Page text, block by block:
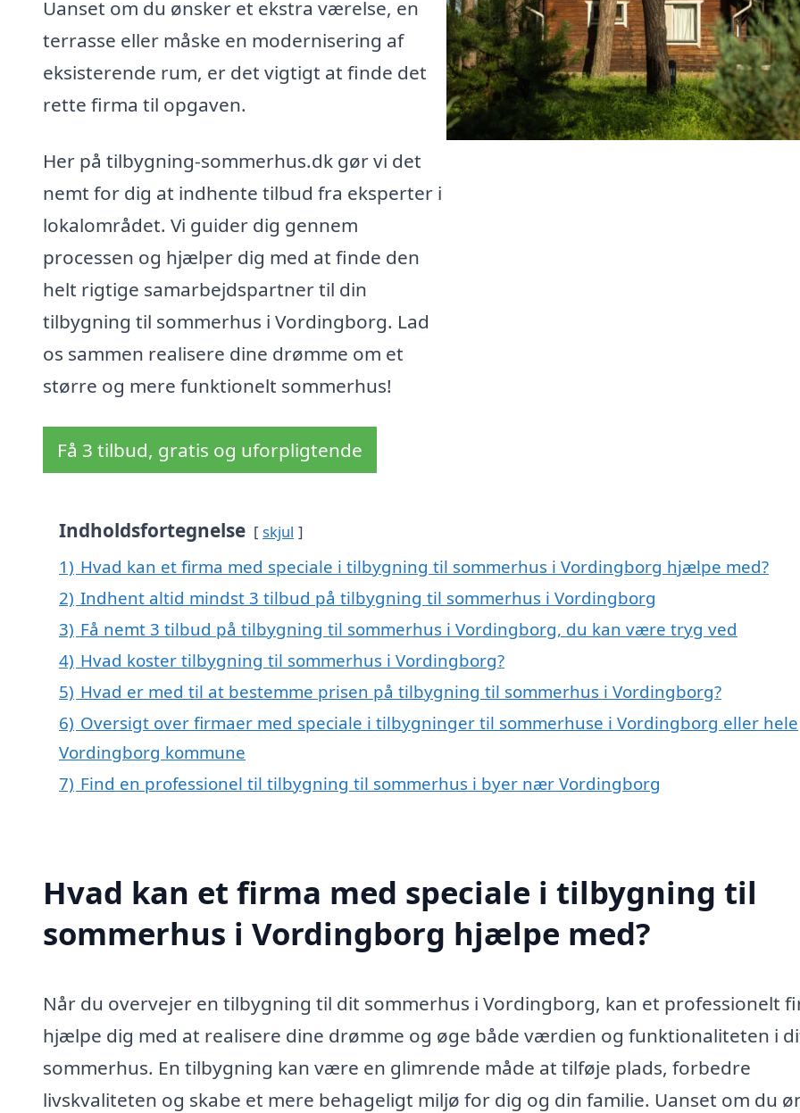
Uanset om du ønsker et ekstra værelse, en
terrasse eller måske en modernisering af
eksisterende rum, er det vigtigt at finde det
rette firma til opgaven.
Her på tilbygning-sommerhus.dk gør vi det
nemt for dig at indhente tilbud fra eksperter i
lokalområdet. Vi guider dig gennem
processen og hjælper dig med at finde den
helt rigtige samarbejdspartner til din
tilbygning til sommerhus i Vordingborg. Lad
os sammen realisere dine drømme om et
større og mere funktionelt sommerhus!
Få 3 tilbud, gratis og uforpligtende
Indholdsfortegnelse skjul
1) Hvad kan et firma med speciale i tilbygning til sommerhus i Vordingborg hjælpe med?
2) Indhent altid mindst 3 tilbud på tilbygning til sommerhus i Vordingborg
3) Få nemt 3 tilbud på tilbygning til sommerhus i Vordingborg, du kan være tryg ved
4) Hvad koster tilbygning til sommerhus i Vordingborg?
5) Hvad er med til at bestemme prisen på tilbygning til sommerhus i Vordingborg?
6) Oversigt over firmaer med speciale i tilbygninger til sommerhuse i Vordingborg eller hele
Vordingborg kommune
7) Find en professionel til tilbygning til sommerhus i byer nær Vordingborg
Hvad kan et firma med speciale i tilbygning til
sommerhus i Vordingborg hjælpe med?
Når du overvejer en tilbygning til dit sommerhus i Vordingborg, kan et professionelt
hjælpe dig med at realisere dine drømme og øge både værdien og funktionaliteten i
sommerhus. En tilbygning kan være en glimrende måde at tilføje plads, forbedre
livskvaliteten og skabe et mere behageligt miljø for dig og din familie. Uanset om du